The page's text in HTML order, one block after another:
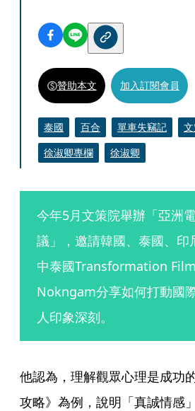
贊助本文 加入訂閱會員
泰國 百合 單車失竊記
徐淑卿專欄
徐淑卿
今年5月文策院舉辦「亞洲
議」，邀請韓國、泰國、印
中泰國Transformation
Nokngam分享如何打動國
人印象深刻。
他認為，理解觀眾心理是成功
攻略》為例，說明「真誠情感